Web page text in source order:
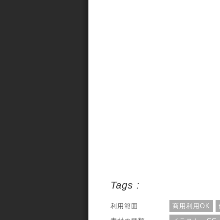
Tags :
利用範囲 商用利用OK